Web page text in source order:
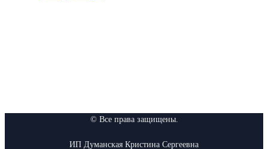
© Все права защищены.
ИП Думанская Кристина Сергеевна